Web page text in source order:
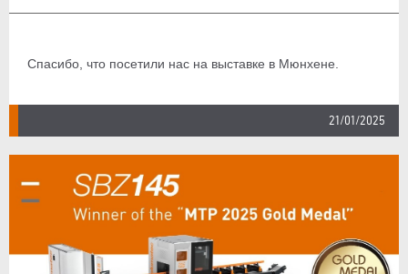
Спасибо, что посетили нас на выставке в Мюнхене.
21/01/2025